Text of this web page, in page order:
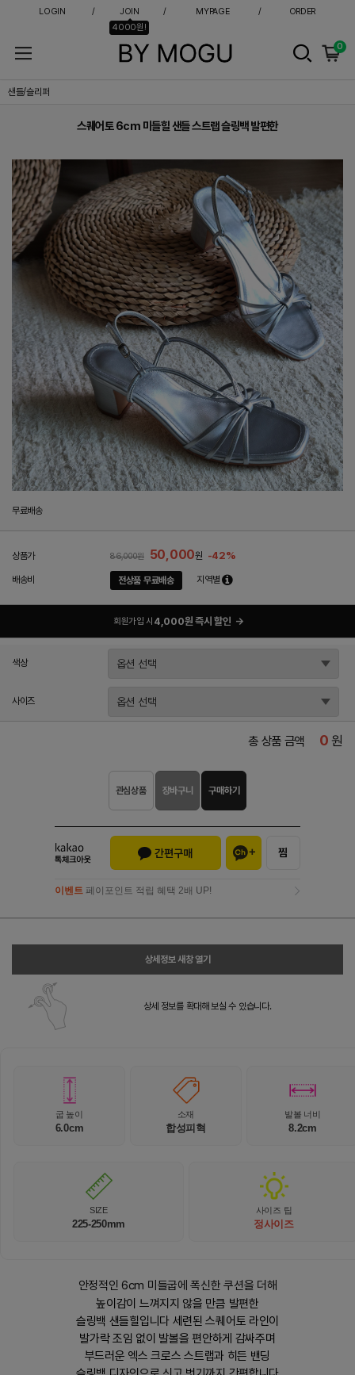
LOGIN
JOIN
4000원!
MYPAGE ORDER
0
스퀘어토 6cm 미들힐 샌들 스트랩 슬링백 발편한
샌들/슬리퍼
스퀘어토 6cm 미들힐 샌들 스트랩 슬링백 발편한
무료배송
상품가 86,000원 50,000원 -42%
배송비 전상품 무료배송 지역별
회원가입 시 4,000원 즉시 할인 →
색상
사이즈
총 상품 금액 0 원
관심상품 장바구니 구매하기
이벤트 페이포인트 적립 혜택 2배 UP!
이벤트페이포인트 적립 혜택 2배 UP!
상세정보 새창 열기
상세 정보를 확대해 보실 수 있습니다.
굽 높이
6.0cm
소재
합성피혁
발볼 너비
8.2cm
SIZE
225-250mm
사이즈 팁
정사이즈
안정적인 6cm 미들굽에 폭신한 쿠션을 더해
높이감이 느껴지지 않을 만큼 발편한
슬링백 샌들힐입니다 세련된 스퀘어토 라인이
발가락 조임 없이 발볼을 편안하게 감싸주며
부드러운 엑스 크로스 스트랩과 히든 밴딩